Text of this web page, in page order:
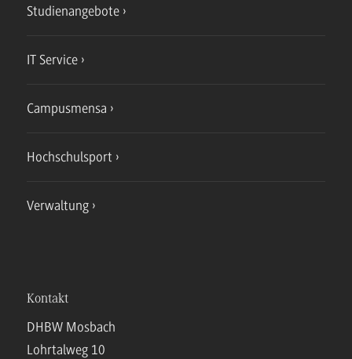
Studienangebote
IT Service
Campusmensa
Hochschulsport
Verwaltung
Kontakt
DHBW Mosbach
Lohrtalweg 10